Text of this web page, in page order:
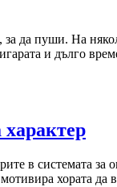
да пуши. На
и дълго
в системата
хората да